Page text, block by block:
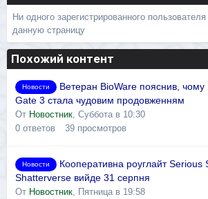
Ни одного зарегистрированного
данную страницу
Похожий контент
Новости
Ветеран BioWare пояснив, чому
Gate 3 стала чудовим продовженням
От Новостник Суббота в 10:30
0 ответов 39 просмотров
Новости
Кооперативна роуглайт Serious
Shatterverse вийде 31 серпня
От Новостник, Пятница в 19:58